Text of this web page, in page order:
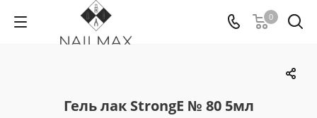
0
Гель лак StrongE № 80 5мл